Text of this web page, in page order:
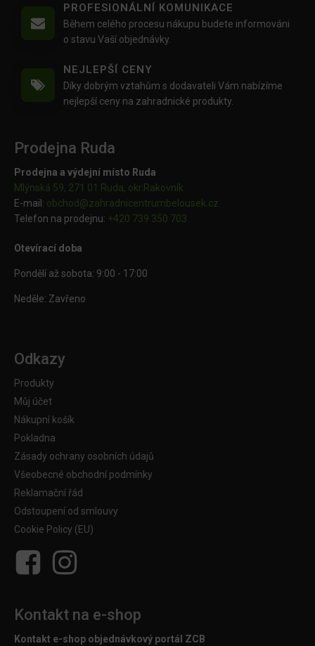
PROFESIONÁLNÍ KOMUNIKACE
Během celého procesu nákupu budete informováni
o stavu Vaší objednávky.
NEJLEPŠÍ CENY
Díky dobrým vztahům s dodavateli Vám nabízíme
nejlepší ceny na zahradnické produkty.
Prodejna Ruda
Prodejna a výdejní místo Ruda
Mlýnská 59, 271 01 Ruda, okr.Rakovník
E-mail: obchod@zahradnicentrumbelousek.cz
Telefon na prodejnu: +420 739 350 703
Otevírací doba
Pondělí až sobota: 9:00 - 17:00
Neděle: Zavřeno
Odkazy
Produkty
Můj účet
Nákupní košík
Pokladna
Zásady ochrany osobních údajů
Všeobecné obchodní podmínky
Reklamační řád
Odstoupení od smlouvy
Cookie Policy (EU)
Kontakt na e-shop
Kontakt e-shop objednávkový portál ZCB